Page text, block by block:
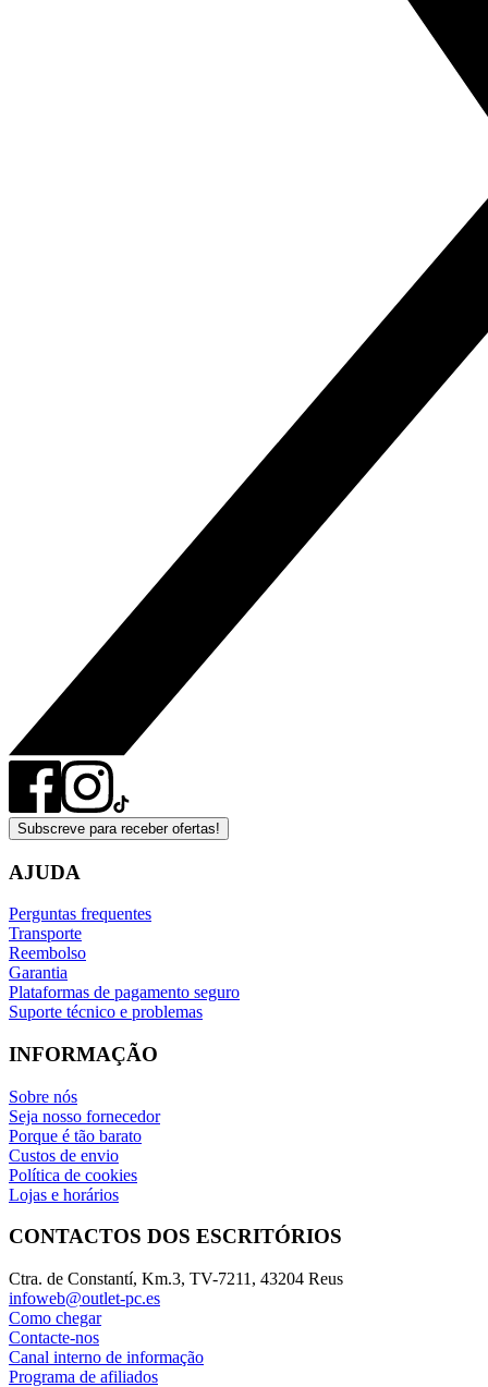
Subscreve para receber ofertas!
AJUDA
Perguntas frequentes
Transporte
Reembolso
Garantia
Plataformas de pagamento seguro
Suporte técnico e problemas
INFORMAÇÃO
Sobre nós
Seja nosso fornecedor
Porque é tão barato
Custos de envio
Política de cookies
Lojas e horários
CONTACTOS DOS ESCRITÓRIOS
Ctra. de Constantí, Km.3, TV-7211, 43204 Reus
infoweb@outlet-pc.es
Como chegar
Contacte-nos
Canal interno de informação
Programa de afiliados